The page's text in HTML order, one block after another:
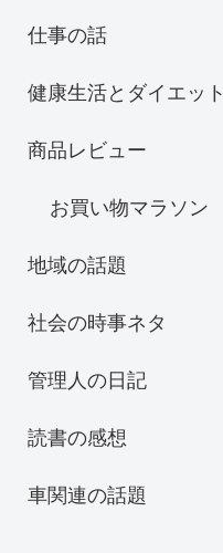
仕事の話
健康生活とダイエット
商品レビュー
お買い物マラソン
地域の話題
社会の時事ネタ
管理人の日記
読書の感想
車関連の話題